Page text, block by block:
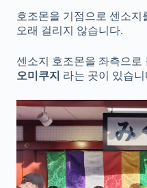
호조몬을 기점으로 센소지
오래 걸리지 않습니다.
센소지 호조몬을 좌측으로
오미쿠지 라는 곳이 있습